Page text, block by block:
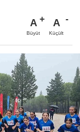
A
Büyüt
A
Küçült